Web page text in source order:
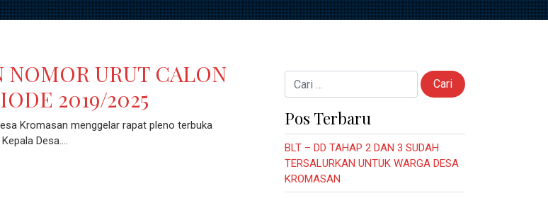
NOMOR URUT CALON
2019/2025
Kromasan menggelar rapat pleno terbuka
Desa.…
Cari untuk:
Pos Terbaru
BLT – DD TAHAP 2 DAN 3 SUDAH
TERSALURKAN UNTUK WARGA DESA
KROMASAN